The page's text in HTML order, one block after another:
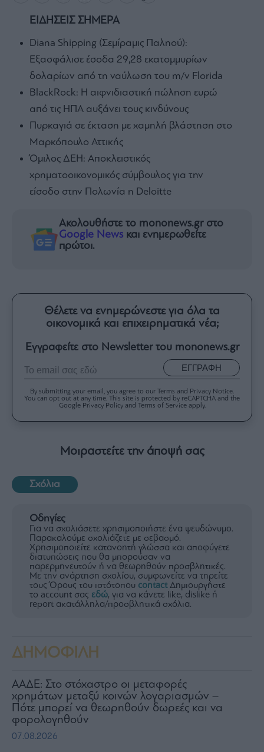
ΕΙΔΗΣΕΙΣ ΣΗΜΕΡΑ
Diana Shipping (Σεμίραμις Παληού):
Εξασφάλισε έσοδα 29,28 εκατομμυρίων
δολαρίων από τη ναύλωση του m/v Florida
BlackRock: Η αιφνιδιαστική πώληση ευρώ
από τις ΗΠΑ αυξάνει τους κινδύνους
Πυρκαγιά σε έκταση με χαμηλή βλάστηση στο
Μαρκόπουλο Αττικής
Όμιλος ΔΕΗ: Αποκλειστικός
χρηματοοικονομικός σύμβουλος για την
είσοδο στην Πολωνία η Deloitte
Ακολουθήστε το mononews.gr στο
Google News και ενημερωθείτε
πρώτοι.
Θέλετε να ενημερώνεστε για όλα τα
οικονομικά και επιχειρηματικά νέα;
Εγγραφείτε στο Newsletter του mononews.gr
ΕΓΓΡΑΦΗ
By submitting your email, you agree to our Terms and Privacy Notice.
You can opt out at any time. This site is protected by reCAPTCHA and the
Google Privacy Policy and Terms of Service apply.
Μοιραστείτε την άποψή σας
Σχόλια
Οδηγίες
Για να σχολιάσετε χρησιμοποιήστε ένα ψευδώνυμο.
Παρακαλούμε σχολιάζετε με σεβασμό.
Χρησιμοποιείτε κατανοητή γλώσσα και αποφύγετε
διατυπώσεις που θα μπορούσαν να
παρερμηνευτούν ή να θεωρηθούν προσβλητικές.
Με την ανάρτηση σχολίου, συμφωνείτε να τηρείτε
τους Όρους του ιστότοπου contactΔημιουργήστε
το account σας εδώ, για να κάνετε like, dislike ή
report ακατάλληλα/προσβλητικά σχόλια.
ΔΗΜΟΦΙΛΗ
ΑΑΔΕ: Στο στόχαστρο οι μεταφορές
χρημάτων μεταξύ κοινών λογαριασμών –
Πότε μπορεί να θεωρηθούν δωρεές και να
φορολογηθούν
07.08.2026